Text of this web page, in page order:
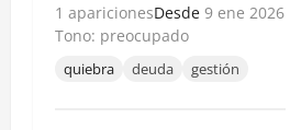
1 aparicionesDesde 9 ene 2026
Tono: preocupado
quiebra deuda gestión